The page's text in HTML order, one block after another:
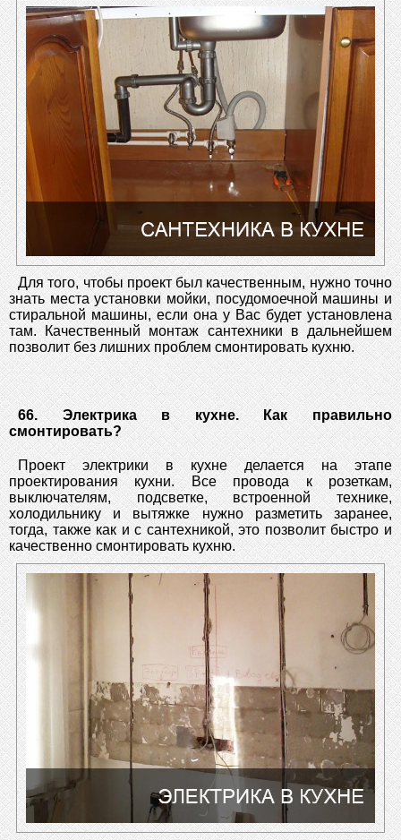
Для того, чтобы проект был качественным, нужно точно
знать места установки мойки, посудомоечной машины и
стиральной машины, если она у Вас будет установлена
там. Качественный монтаж сантехники в дальнейшем
позволит без лишних проблем смонтировать кухню.
66. Электрика в кухне. Как правильно
смонтировать?
Проект электрики в кухне делается на этапе
проектирования кухни. Все провода к розеткам,
выключателям, подсветке, встроенной технике,
холодильнику и вытяжке нужно разметить заранее,
тогда, также как и с сантехникой, это позволит быстро и
качественно смонтировать кухню.